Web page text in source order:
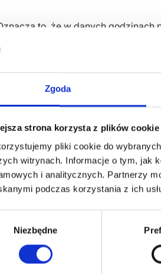
Zgoda
strona korzysta z plików cookie
pliki cookie do
witrynach. Informacje o tym, jak
i analitycznych. Partnerzy
podczas korzystania z ich
Niezbędne
to, że w danych
jest zmniejszona).
i dręczą Was różne myśli, lub
Nie muszą to być poważne
zbyt dużej ilości leków.
nasilający się nocą, lub
pracy narządów.
nasze bóle głowy czy